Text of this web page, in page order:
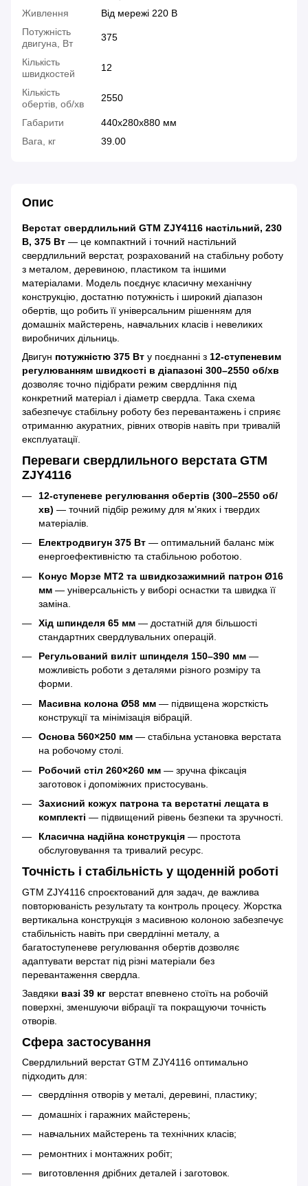
Живлення
Від мережі 220 В
Потужність
двигуна, Вт
375
Кількість
швидкостей
12
Кількість
обертів, об/хв
2550
Габарити
440x280x880 мм
Вага, кг
39.00
Опис
Верстат свердлильний GTM ZJY4116 настільний, 230
В, 375 Вт — це компактний і точний настільний
свердлильний верстат, розрахований на стабільну роботу
з металом, деревиною, пластиком та іншими
матеріалами. Модель поєднує класичну механічну
конструкцію, достатню потужність і широкий діапазон
обертів, що робить її універсальним рішенням для
домашніх майстерень, навчальних класів і невеликих
виробничих дільниць.
Двигун потужністю 375 Вт у поєднанні з 12-ступеневим
регулюванням швидкості в діапазоні 300–2550 об/хв
дозволяє точно підібрати режим свердління під
конкретний матеріал і діаметр свердла. Така схема
забезпечує стабільну роботу без перевантажень і сприяє
отриманню акуратних, рівних отворів навіть при тривалій
експлуатації.
Переваги свердлильного верстата GTM
ZJY4116
12-ступеневе регулювання обертів (300–2550 об/
хв) — точний підбір режиму для м’яких і твердих
матеріалів.
Електродвигун 375 Вт — оптимальний баланс між
енергоефективністю та стабільною роботою.
Конус Морзе MT2 та швидкозажимний патрон Ø16
мм — універсальність у виборі оснастки та швидка її
заміна.
Хід шпинделя 65 мм — достатній для більшості
стандартних свердлувальних операцій.
Регульований виліт шпинделя 150–390 мм —
можливість роботи з деталями різного розміру та
форми.
Масивна колона Ø58 мм — підвищена жорсткість
конструкції та мінімізація вібрацій.
Основа 560×250 мм — стабільна установка верстата
на робочому столі.
Робочий стіл 260×260 мм — зручна фіксація
заготовок і допоміжних пристосувань.
Захисний кожух патрона та верстатні лещата в
комплекті — підвищений рівень безпеки та зручності.
Класична надійна конструкція — простота
обслуговування та тривалий ресурс.
Точність і стабільність у щоденній роботі
GTM ZJY4116 спроєктований для задач, де важлива
повторюваність результату та контроль процесу. Жорстка
вертикальна конструкція з масивною колоною забезпечує
стабільність навіть при свердлінні металу, а
багатоступеневе регулювання обертів дозволяє
адаптувати верстат під різні матеріали без
перевантаження свердла.
Завдяки вазі 39 кг верстат впевнено стоїть на робочій
поверхні, зменшуючи вібрації та покращуючи точність
отворів.
Сфера застосування
Свердлильний верстат GTM ZJY4116 оптимально
підходить для:
свердління отворів у металі, деревині, пластику;
домашніх і гаражних майстерень;
навчальних майстерень та технічних класів;
ремонтних і монтажних робіт;
виготовлення дрібних деталей і заготовок.